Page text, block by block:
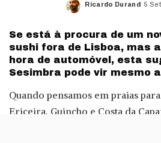
Posted
Ricardo Durand 5
Se está à procura de um
sushi fora de Lisboa, mas
hora de automóvel, esta
Sesimbra pode vir mesmo
Quando pensamos em praias
Ericeira, Guincho e Costa da